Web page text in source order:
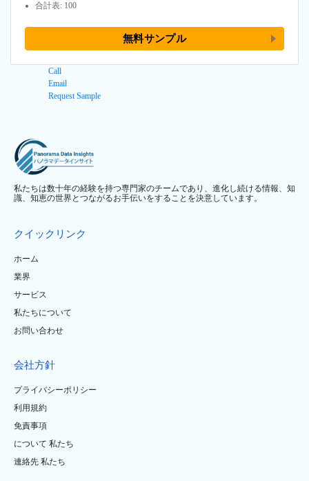
合計表: 100
無料サンプル
Call
Email
Request Sample
私たちは数十年の経験を持つ専門家のチームであり、進化し続ける情報、知
識、知恵の世界とつながるお手伝いをすることを決意しています。
クイックリンク
ホーム
業界
サービス
私たちについて
お問い合わせ
会社方針
プライバシーポリシー
利用規約
免責事項
について 私たち
連絡先 私たち